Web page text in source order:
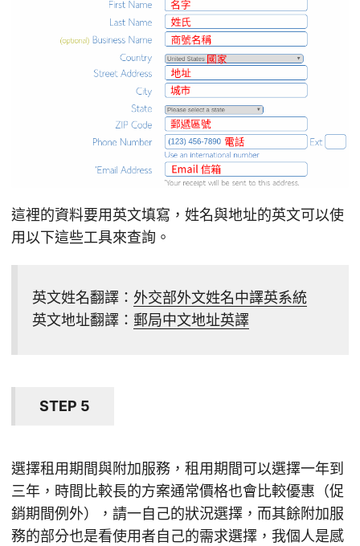
這裡的資料要用英文填寫，姓名與地址的英文可以使
用以下這些工具來查詢。
英文姓名翻譯： 外交部外文姓名中譯英系統
英文地址翻譯： 郵局中文地址英譯
STEP 5
選擇租用期間與附加服務，租用期間可以選擇一年到
三年，時間比較長的方案通常價格也會比較優惠（促
銷期間例外），請一自己的狀況選擇，而其餘附加服
務的部分也是看使用者自己的需求選擇，我個人是感